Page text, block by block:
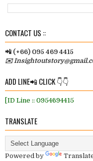
CONTACT US ::
📲 (+66) 095 469 4415
✉️
ADD LINE📲 CLICK 👇👇
[ID Line :: 0954694415
TRANSLATE
Powered by